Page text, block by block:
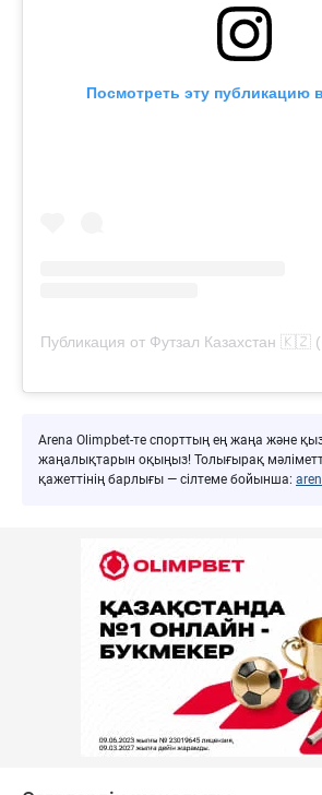
Посмотреть эту публикацию
Arena Olimpbet-те спорттың ең жаңа және
жаңалықтарын оқыңыз! Толығырақ
қажеттінің барлығы — сілтеме бойынша: